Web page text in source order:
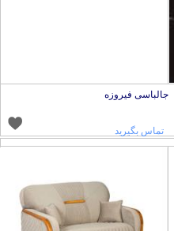
جالباسی فیروزه
تماس بگیرید